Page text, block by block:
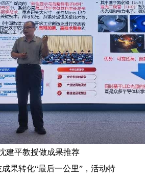
建平教授做成果推荐
果转化“最后一公里”，活动特